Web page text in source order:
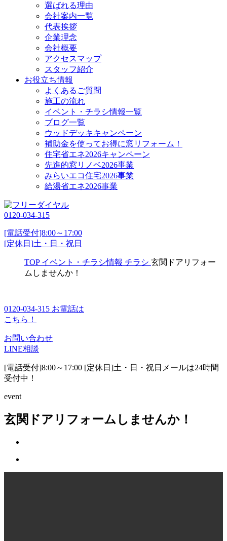
選ばれる理由
会社案内一覧
代表挨拶
企業理念
会社概要
アクセスマップ
スタッフ紹介
お役立ち情報
よくあるご質問
施工の流れ
イベント・チラシ情報一覧
ブログ一覧
ウッドデッキキャンペーン
補助金を使ってお得に窓リフォーム！
住宅省エネ2026キャンペーン
先進的窓リノベ2026事業
みらいエコ住宅2026事業
給湯省エネ2026事業
0120-034-315
[電話受付]8:00～17:00
[定休日]土・日・祝日
TOP イベント・チラシ情報 チラシ 玄関ドアリフォー
ムしませんか！
0120-034-315 お電話は
こちら！
お問い合わせ
LINE相談
[電話受付]8:00～17:00 [定休日]土・日・祝日 メールは24時間
受付中！
event
玄関ドアリフォームしませんか！